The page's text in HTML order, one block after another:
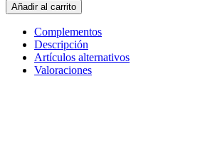
Añadir al carrito
Complementos
Descripción
Artículos alternativos
Valoraciones